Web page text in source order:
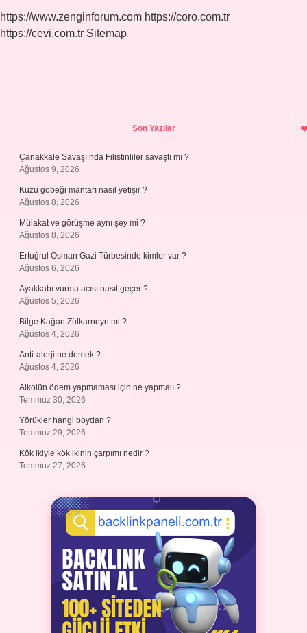
https://www.zenginforum.com https://coro.com.tr
https://cevi.com.tr Sitemap
Son Yazılar
Çanakkale Savaşı’nda Filistinliler savaştı mı ?
Ağustos 9, 2026
Kuzu göbeği mantarı nasıl yetişir ?
Ağustos 8, 2026
Mülakat ve görüşme aynı şey mi ?
Ağustos 8, 2026
Ertuğrul Osman Gazi Türbesinde kimler var ?
Ağustos 6, 2026
Ayakkabı vurma acısı nasıl geçer ?
Ağustos 5, 2026
Bilge Kağan Zülkarneyn mi ?
Ağustos 4, 2026
Anti-alerji ne demek ?
Ağustos 4, 2026
Alkolün ödem yapmaması için ne yapmalı ?
Temmuz 30, 2026
Yörükler hangi boydan ?
Temmuz 29, 2026
Kök ikiyle kök ikinin çarpımı nedir ?
Temmuz 27, 2026